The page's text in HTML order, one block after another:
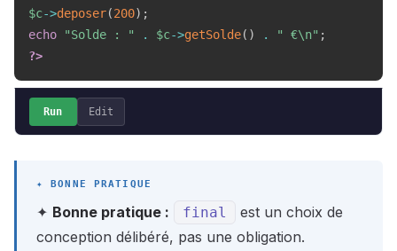
$c->deposer(200) ;
echo
"Solde : " . $c->getSolde( ) . " €\n" ;
?>
Run Edit
✦ Bonne pratique : final
est un choix de
conception délibéré, pas une obligation.